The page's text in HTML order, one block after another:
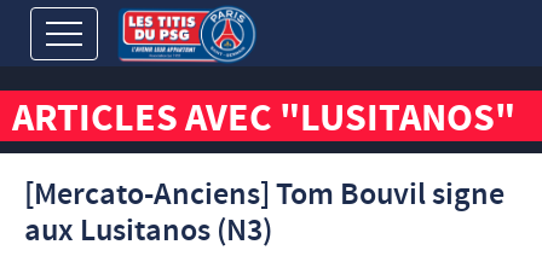
ARTICLES AVEC "LUSITANOS"
[Mercato-Anciens] Tom Bouvil signe
aux Lusitanos (N3)